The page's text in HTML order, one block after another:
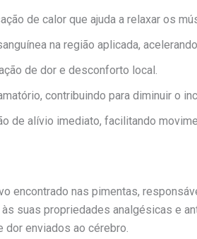
de calor que ajuda a relaxar os
na região aplicada,
de dor e desconforto local.
contribuindo para diminuir o
de alívio imediato, facilitando
encontrado nas pimentas,
suas propriedades analgésicas e
dor enviados ao cérebro.